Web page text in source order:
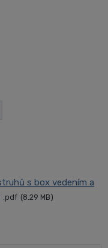
s box vedením a
pdf 8.29 MB